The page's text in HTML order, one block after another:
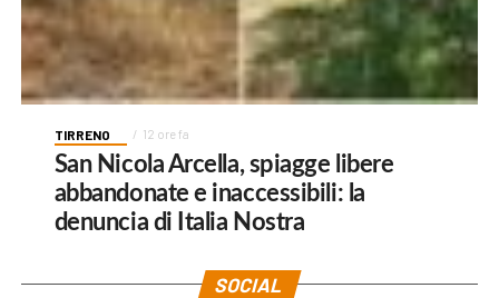
TIRRENO 12 ore fa
San Nicola Arcella, spiagge libere
abbandonate e inaccessibili: la
denuncia di Italia Nostra
SOCIAL